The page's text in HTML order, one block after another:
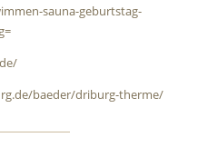
sauna-geburtstag-
baeder/driburg-therme/